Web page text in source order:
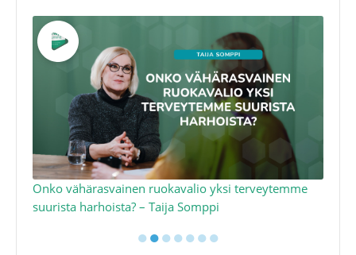
Onko vähärasvainen ruokavalio yksi terveytemme
suurista harhoista? – Taija Somppi
●●●●●●●